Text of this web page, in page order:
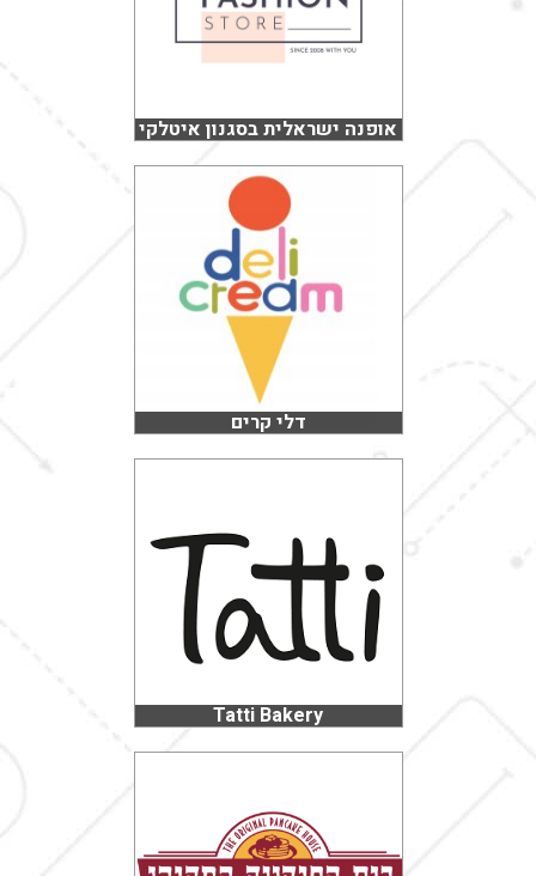
אופנה ישראלית בסגנון איטלקי
דלי קרים
Tatti Bakery